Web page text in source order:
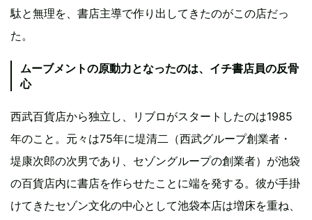
駄と無理を、書店主導で作り出してきたのがこの店だっ
た。
ムーブメントの原動力となったのは、イチ書店員の反骨
心
西武百貨店から独立し、リブロがスタートしたのは1985
年のこと。元々は75年に堤清二（西武グループ創業者・
堤康次郎の次男であり、セゾングループの創業者）が池袋
の百貨店内に書店を作らせたことに端を発する。彼が手掛
けてきたセゾン文化の中心として池袋本店は増床を重ね、